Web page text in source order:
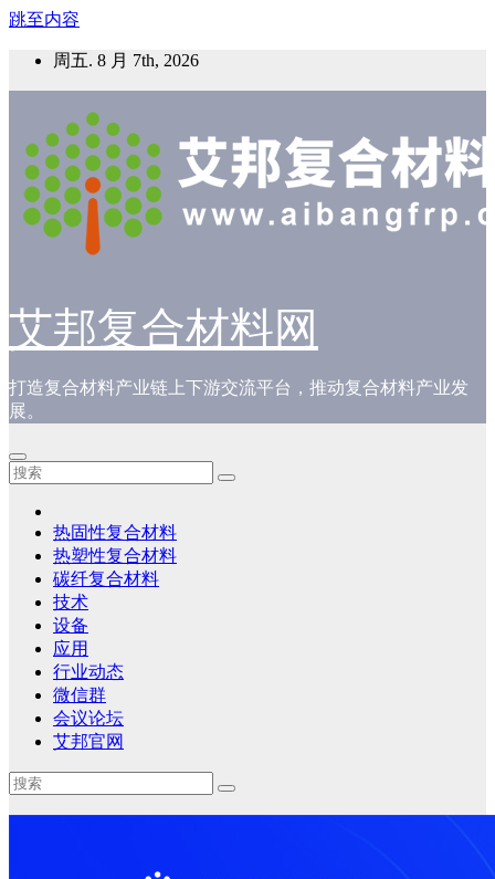
跳至内容
周五. 8 月 7th, 2026
艾邦复合材料网
打造复合材料产业链上下游交流平台，推动复合材料产业发
展。
热固性复合材料
热塑性复合材料
碳纤复合材料
技术
设备
应用
行业动态
微信群
会议论坛
艾邦官网